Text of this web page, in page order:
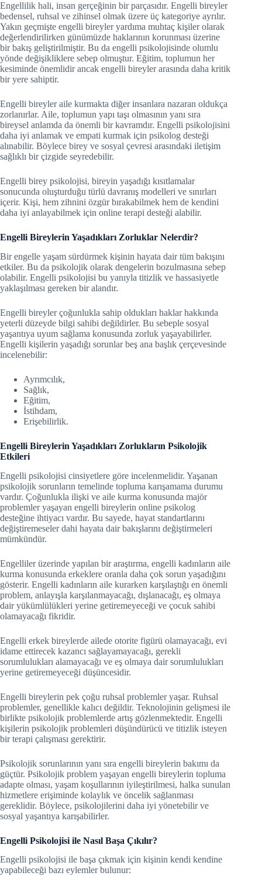
Engellilik hali, insan gerçeğinin bir parçasıdır. Engelli bireyler
bedensel, ruhsal ve zihinsel olmak üzere üç kategoriye ayrılır.
Yakın geçmişte engelli bireyler yardıma muhtaç kişiler olarak
değerlendirilirken günümüzde haklarının korunması üzerine
bir bakış geliştirilmiştir. Bu da engelli psikolojisinde olumlu
yönde değişikliklere sebep olmuştur. Eğitim, toplumun her
kesiminde önemlidir ancak engelli bireyler arasında daha kritik
bir yere sahiptir.
Engelli bireyler aile kurmakta diğer insanlara nazaran oldukça
zorlanırlar. Aile, toplumun yapı taşı olmasının yanı sıra
bireysel anlamda da önemli bir kavramdır. Engelli psikolojisini
daha iyi anlamak ve empati kurmak için psikolog desteği
alınabilir. Böylece birey ve sosyal çevresi arasındaki iletişim
sağlıklı bir çizgide seyredebilir.
Engelli birey psikolojisi, bireyin yaşadığı kısıtlamalar
sonucunda oluşturduğu türlü davranış modelleri ve sınırları
içerir. Kişi, hem zihnini özgür bırakabilmek hem de kendini
daha iyi anlayabilmek için online terapi desteği alabilir.
Engelli Bireylerin Yaşadıkları Zorluklar Nelerdir?
Bir engelle yaşam sürdürmek kişinin hayata dair tüm bakışını
etkiler. Bu da psikolojik olarak dengelerin bozulmasına sebep
olabilir. Engelli psikolojisi bu yanıyla titizlik ve hassasiyetle
yaklaşılması gereken bir alandır.
Engelli bireyler çoğunlukla sahip oldukları haklar hakkında
yeterli düzeyde bilgi sahibi değildirler. Bu sebeple sosyal
yaşantıya uyum sağlama konusunda zorluk yaşayabilirler.
Engelli kişilerin yaşadığı sorunlar beş ana başlık çerçevesinde
incelenebilir:
Ayrımcılık,
Sağlık,
Eğitim,
İstihdam,
Erişebilirlik.
Engelli Bireylerin Yaşadıkları Zorlukların Psikolojik
Etkileri
Engelli psikolojisi cinsiyetlere göre incelenmelidir. Yaşanan
psikolojik sorunların temelinde topluma karışamama durumu
vardır. Çoğunlukla ilişki ve aile kurma konusunda majör
problemler yaşayan engelli bireylerin online psikolog
desteğine ihtiyacı vardır. Bu sayede, hayat standartlarını
değiştiremeseler dahi hayata dair bakışlarını değiştirmeleri
mümkündür.
Engelliler üzerinde yapılan bir araştırma, engelli kadınların aile
kurma konusunda erkeklere oranla daha çok sorun yaşadığını
gösterir. Engelli kadınların aile kurarken karşılaştığı en önemli
problem, anlayışla karşılanmayacağı, dışlanacağı, eş olmaya
dair yükümlülükleri yerine getiremeyeceği ve çocuk sahibi
olamayacağı fikridir.
Engelli erkek bireylerde ailede otorite figürü olamayacağı, evi
idame ettirecek kazancı sağlayamayacağı, gerekli
sorumlulukları alamayacağı ve eş olmaya dair sorumlulukları
yerine getiremeyeceği düşüncesidir.
Engelli bireylerin pek çoğu ruhsal problemler yaşar. Ruhsal
problemler, genellikle kalıcı değildir. Teknolojinin gelişmesi ile
birlikte psikolojik problemlerde artış gözlenmektedir. Engelli
kişilerin psikolojik problemleri düşündürücü ve titizlik isteyen
bir terapi çalışması gerektirir.
Psikolojik sorunlarının yanı sıra engelli bireylerin bakımı da
güçtür. Psikolojik problem yaşayan engelli bireylerin topluma
adapte olması, yaşam koşullarının iyileştirilmesi, halka sunulan
hizmetlere erişiminde kolaylık ve öncelik sağlanması
gereklidir. Böylece, psikolojilerini daha iyi yönetebilir ve
sosyal yaşantıya karışabilirler.
Engelli Psikolojisi ile Nasıl Başa Çıkılır?
Engelli psikolojisi ile başa çıkmak için kişinin kendi kendine
yapabileceği bazı eylemler bulunur: